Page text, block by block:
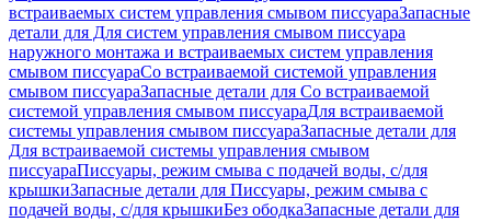
встраиваемых систем управления смывом писсуараЗапасные
детали для Для систем управления смывом писсуара
наружного монтажа и встраиваемых систем управления
смывом писсуараСо встраиваемой системой управления
смывом писсуараЗапасные детали для Со встраиваемой
системой управления смывом писсуараДля встраиваемой
системы управления смывом писсуараЗапасные детали для
Для встраиваемой системы управления смывом
писсуараПиссуары, режим смыва с подачей воды, с/для
крышкиЗапасные детали для Писсуары, режим смыва с
подачей воды, с/для крышкиБез ободкаЗапасные детали для